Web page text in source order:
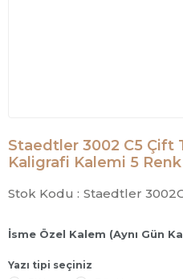
Staedtler 3002 C5 Çift
Kaligrafi Kalemi 5
Stok Kodu : Staedtler
İsme Özel Kalem (Aynı Gün
Yazı tipi seçiniz